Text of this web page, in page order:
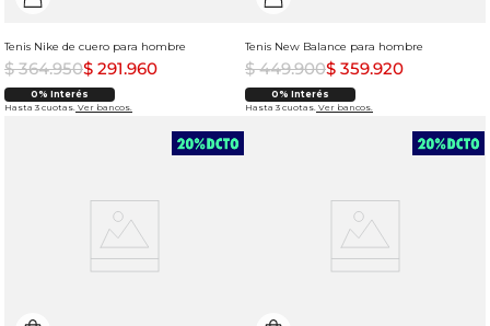
Tenis Nike de cuero para hombre
$ 364.950$ 291.960
0% Interés
Hasta 3 cuotas. Ver bancos.
Tenis New Balance para hombre
$ 449.900$ 359.920
0% Interés
Hasta 3 cuotas. Ver bancos.